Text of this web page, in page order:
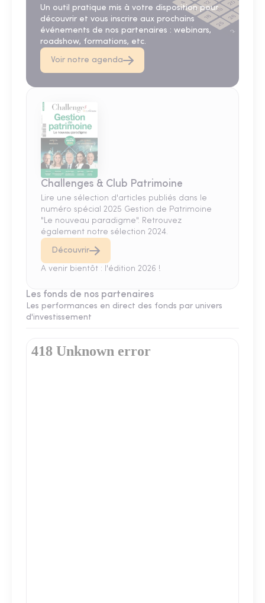
Un outil pratique mis à votre disposition pour
découvrir et vous inscrire aux prochains
événements de nos partenaires : webinars,
roadshow, formations, etc.
Voir notre agenda
Challenges & Club Patrimoine
Lire une sélection d'articles publiés dans le
numéro spécial 2025 Gestion de Patrimoine
"Le nouveau paradigme". Retrouvez
également notre sélection 2024.
Découvrir
A venir bientôt : l'édition 2026 !
Les fonds de nos partenaires
Les performances en direct des fonds par univers
d'investissement